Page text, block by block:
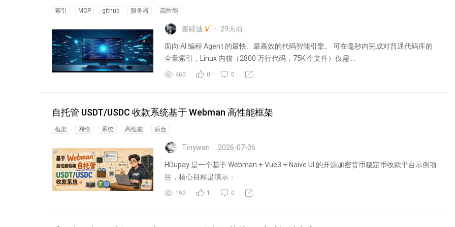
索引 MCP github 服务器 高性能
秦睦迪 29天前
面向 AI 编程 Agent 的最快、最高效的代码智能引擎。 可在毫秒内完成对普通代码库的
全量索引，Linux 内核（2800 万行代码，75K 个文件）仅需 ...
460 0 0
自托管 USDT/USDC 收款系统基于 Webman 高性能框架
框架 网络 系统 高性能 后台
Tinywan 2026-07-06
HDupay 是一个基于 Webman + Vue3 + Naive UI 的开源加密货币稳定币收款平台示例项
目，核心目标是演示：
192 1 0